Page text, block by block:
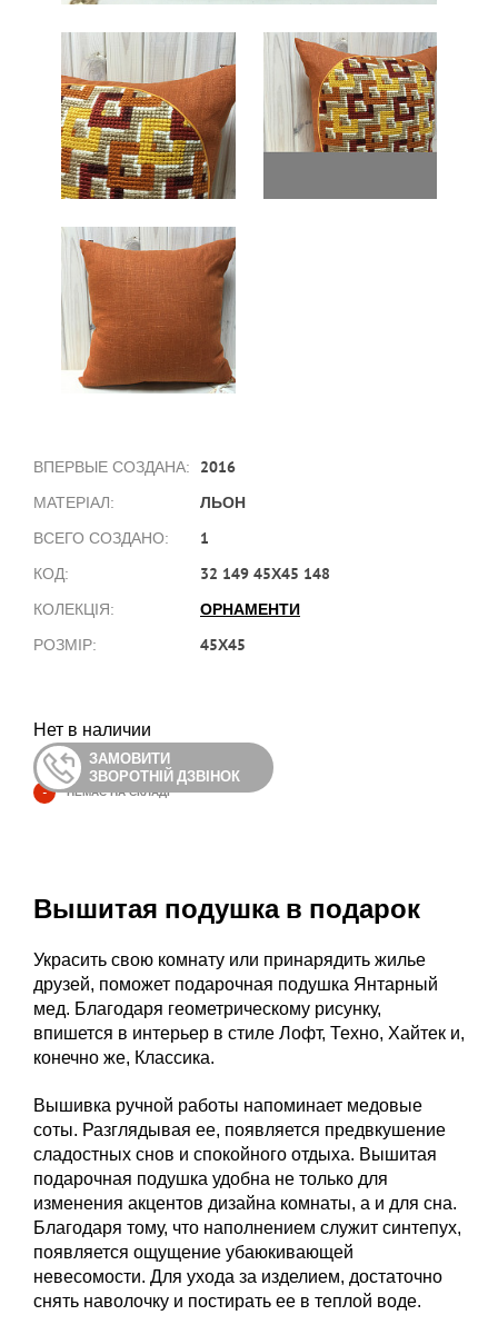
ВПЕРВЫЕ СОЗДАНА: 2016
МАТЕРІАЛ: ЛЬОН
ВСЕГО СОЗДАНО: 1
КОД: 32 149 45Х45 148
КОЛЕКЦІЯ: ОРНАМЕНТИ
РОЗМІР: 45Х45
Нет в наличии
ЗАМОВИТИ
ЗВОРОТНІЙ ДЗВІНОК
- НЕМАЄ НА СКЛАДІ
Вышитая подушка в подарок
Украсить свою комнату или принарядить жилье
друзей, поможет подарочная подушка Янтарный
мед. Благодаря геометрическому рисунку,
впишется в интерьер в стиле Лофт, Техно, Хайтек и,
конечно же, Классика.
Вышивка ручной работы напоминает медовые
соты. Разглядывая ее, появляется предвкушение
сладостных снов и спокойного отдыха. Вышитая
подарочная подушка удобна не только для
изменения акцентов дизайна комнаты, а и для сна.
Благодаря тому, что наполнением служит синтепух,
появляется ощущение убаюкивающей
невесомости. Для ухода за изделием, достаточно
снять наволочку и постирать ее в теплой воде.